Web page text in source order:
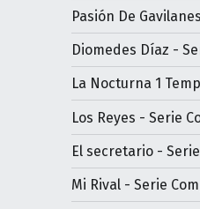
Pasión De
Diomedes Díaz -
La Nocturna 1
Los Reyes - Serie
El secretario -
Mi Rival - Serie